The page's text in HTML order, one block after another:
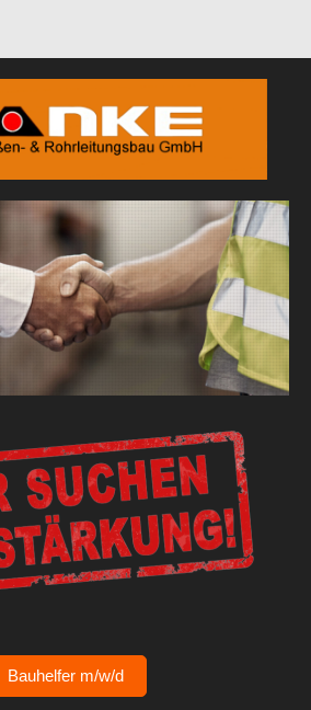
Bauhelfer m/w/d